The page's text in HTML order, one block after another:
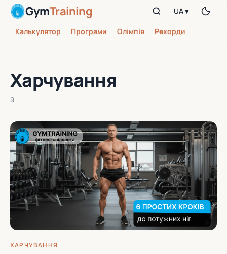
GymTraining
Калькулятор Програми Олімпія Рекорди
UA ▾
Харчування
9
ХАРЧУВАННЯ